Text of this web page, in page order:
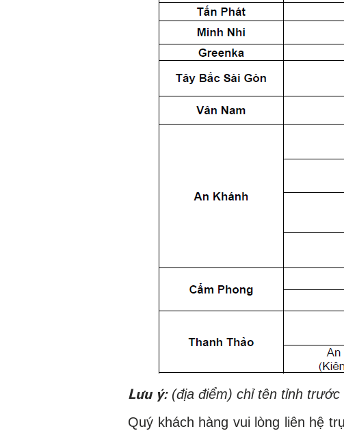
Lưu ý:(địa điểm) chỉ tên tỉnh trước
Quý khách hàng vui lòng liên hệ